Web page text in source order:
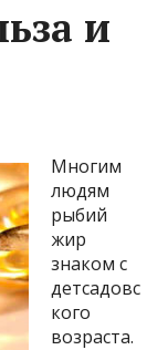
и
Многим
людям
рыбий
жир
знаком с
детсадовс
кого
возраста.